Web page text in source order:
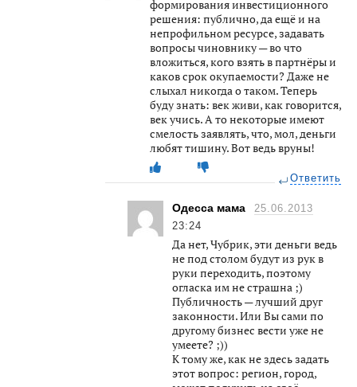
формирования инвестиционного
решения: публично, да ещё и на
непрофильном ресурсе, задавать
вопросы чиновнику — во что
вложиться, кого взять в партнёры и
каков срок окупаемости? Даже не
слыхал никогда о таком. Теперь
буду знать: век живи, как говорится,
век учись. А то некоторые имеют
смелость заявлять, что, мол, деньги
любят тишину. Вот ведь вруны!
Ответить
Одесса мама
25.06.2013
23:24
Да нет, Чубрик, эти деньги ведь
не под столом будут из рук в
руки переходить, поэтому
огласка им не страшна ;)
Публичность — лучший друг
законности. Или Вы сами по
другому бизнес вести уже не
умеете? ;))
К тому же, как не здесь задать
этот вопрос: регион, город,